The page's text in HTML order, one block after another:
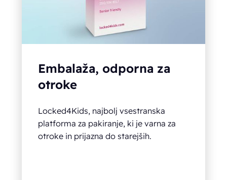
Embalaža, odporna za
otroke
Locked4Kids, najbolj vsestranska
platforma za pakiranje, ki je varna za
otroke in prijazna do starejših.